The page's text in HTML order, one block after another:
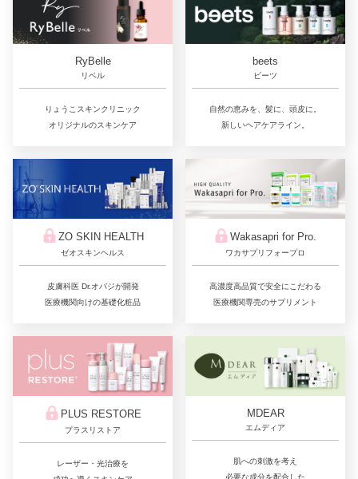
RyBelle
リベル
りょうこスキンクリニック
オリジナルのスキンケア
beets
ビーツ
自然の恵みを、髪に、頭皮に。
新しいヘアケアライン。
ZO SKIN HEALTH
ゼオスキンヘルス
皮膚科医 Dr.オバジが開発
医療機関向けの基礎化粧品
Wakasapri for Pro.
ワカサプリフォープロ
高濃度高品質で安全にこだわる
医療機関専売のサプリメント
PLUS RESTORE
プラスリストア
レーザー・光治療を
MDEAR
エムディア
肌への刺激を考え